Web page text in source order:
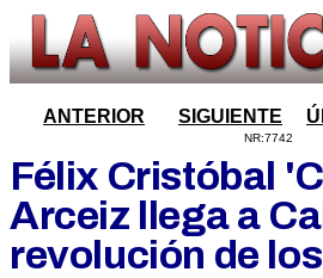
ANTERIOR SIGUIENTE
NR:7742
Félix Cristóbal
Arceiz llega a
revolución de